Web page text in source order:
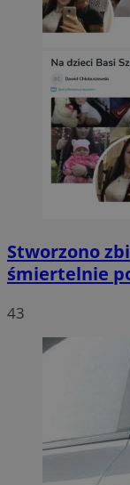
Stworzono
śmiertelnie
43